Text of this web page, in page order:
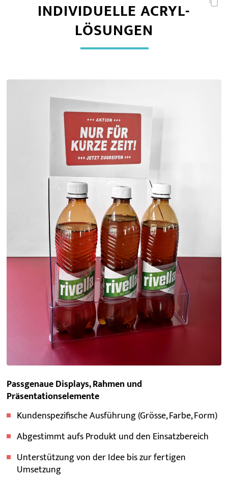
INDIVIDUELLE ACRYL-
LÖSUNGEN
Passgenaue Displays, Rahmen und
Präsentationselemente
Kundenspezifische Ausführung (Grösse, Farbe, Form)
Abgestimmt aufs Produkt und den Einsatzbereich
Unterstützung von der Idee bis zur fertigen
Umsetzung